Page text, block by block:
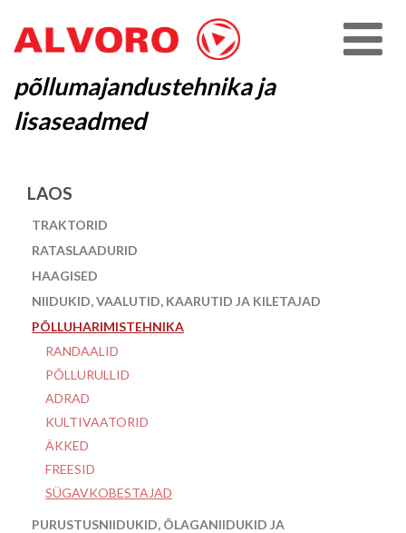
põllumajandustehnika ja
lisaseadmed
LAOS
TRAKTORID
RATASLAADURID
HAAGISED
NIIDUKID, VAALUTID, KAARUTID JA KILETAJAD
PÕLLUHARIMISTEHNIKA
RANDAALID
PÕLLURULLID
ADRAD
KULTIVAATORID
ÄKKED
FREESID
SÜGAVKOBESTAJAD
PURUSTUSNIIDUKID, ÕLAGANIIDUKID JA